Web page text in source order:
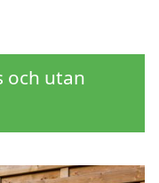
och utan